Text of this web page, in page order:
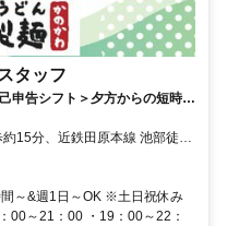
タッフ
申告シフト＞夕方からの短時間
15分、近鉄田原本線 池部徒歩
隆寺南口徒歩約22分
～&週1日～OK ※土日祝休み
00～21：00 ・19：00～22：